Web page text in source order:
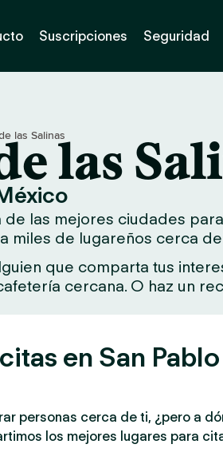
Suscripciones Seguridad
las Salinaslas
las mejores ciudades
miles de lugareños cerca de
que comparta tus
cercana. O haz un
en San
personas cerca de ti, ¿pero a
los mejores lugares para